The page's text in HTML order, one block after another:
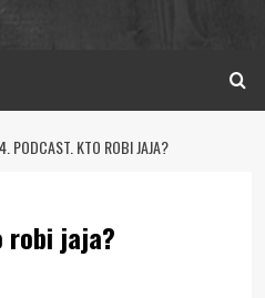
PODCAST. KTO ROBI JAJA?
robi jaja?